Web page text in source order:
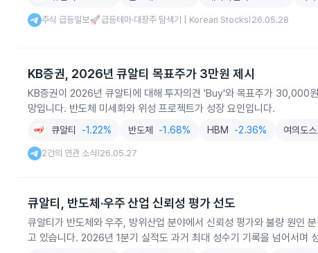
주식 급등일보🚀급등테마·대장주 탐색기 | Korean Stocks 26.05.28
KB증권, 2026년 큐알티 목표주가 3만원 제시
KB증권이 2026년 큐알티에 대해 투자의견 'Buy'와 목표주가 30,000
망입니다. 반도체 미세화와 위성 프로젝트가 성장 요인입니다.
큐알티 -1.22% 반도체 -1.68% HBM -2.36% 여의도
2건의 연관 소식 26.05.27
큐알티, 반도체·우주 산업 신뢰성 평가 선도
큐알티가 반도체와 우주, 방위산업 분야에서 신뢰성 평가와 불량 원인
고 있습니다. 2026년 1분기 실적도 과거 최대 성수기 기록을 넘어서며